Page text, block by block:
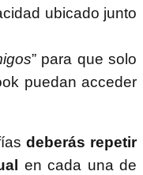
ubicado junto
” para que solo
puedan acceder
deberás repetir
en cada una de